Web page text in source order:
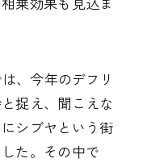
、今年のデフリ
捉え、聞こえな
シブヤという街
た。その中で